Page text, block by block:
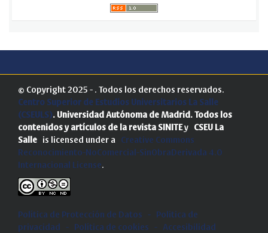
© Copyright 2025 - . Todos los derechos reservados.
Centro Superior de Estudios Universitarios La Salle
(CSEULS). Universidad Autónoma de Madrid. Todos los
contenidos y artículos de la revista SINITEy CSEU La
Salle is licensed under a Creative Commons
Reconocimiento-NoComercial-SinObraDerivada 4.0
Internacional License.
Política de Protección de Datos - Politica de
privacidad
- Política de cookies - Accesibilidad